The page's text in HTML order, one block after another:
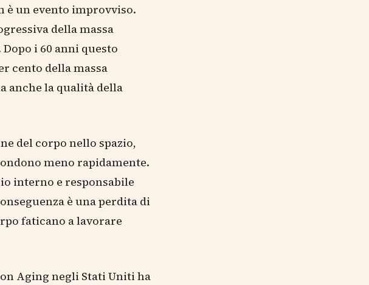
è un evento improvviso.
della massa
i 60 anni questo
cento della massa
anche la qualità della
del corpo nello spazio,
meno rapidamente.
interno e responsabile
è una perdita di
faticano a lavorare
Aging negli Stati Uniti ha